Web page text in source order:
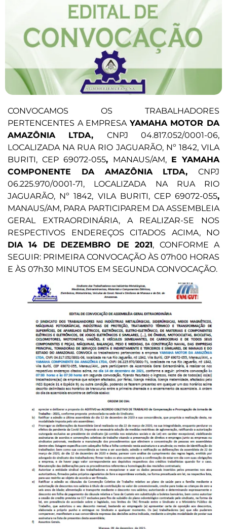
CONVOCAMOS OS TRABALHADORES
PERTENCENTES A EMPRESA YAMAHA MOTOR DA
AMAZÔNIA LTDA, CNPJ 04.817.052/0001-06,
LOCALIZADA NA RUA RIO JAGUARÃO, Nº 1842, VILA
BURITI, CEP 69072-055, MANAUS/AM, E YAMAHA
COMPONENTE DA AMAZÔNIA LTDA, CNPJ
06.225.970/0001-71, LOCALIZADA NA RUA RIO
JAGUARÃO, Nº 1842, VILA BURITI, CEP 69072-055,
MANAUS/AM, PARA PARTICIPAREM DA ASSEMBLEIA
GERAL EXTRAORDINÁRIA, A REALIZAR-SE NOS
RESPECTIVOS ENDEREÇOS CITADOS ACIMA, NO
DIA 14 DE DEZEMBRO DE 2021, CONFORME A
SEGUIR: PRIMEIRA CONVOCAÇÃO ÀS 07h00 HORAS
E ÀS 07h30 MINUTOS EM SEGUNDA CONVOCAÇÃO.